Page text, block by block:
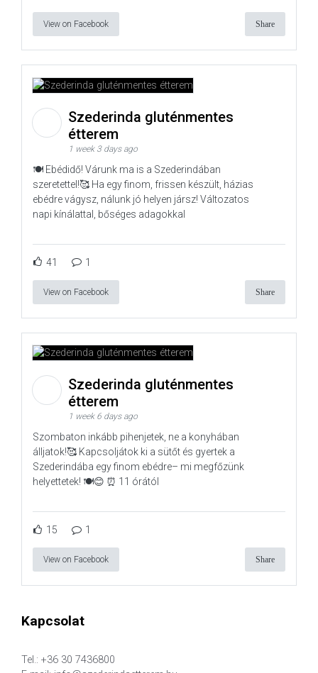
View on Facebook Share
Szederinda gluténmentes
étterem
1 week 3 days ago
🍽️ Ebédidő! Várunk ma is a Szederindában
szeretettel!🥰 Ha egy finom, frissen készült, házias
ebédre vágysz, nálunk jó helyen jársz! Változatos
napi kínálattal, bőséges adagokkal
41 1
View on Facebook Share
Szederinda gluténmentes
étterem
1 week 6 days ago
Szombaton inkább pihenjetek, ne a konyhában
álljatok!🥰 Kapcsoljátok ki a sütőt és gyertek a
Szederindába egy finom ebédre– mi megfőzünk
helyettetek! 🍽️😊 ⏰ 11 órától
15 1
View on Facebook Share
Kapcsolat
Tel.: +36 30 7436800